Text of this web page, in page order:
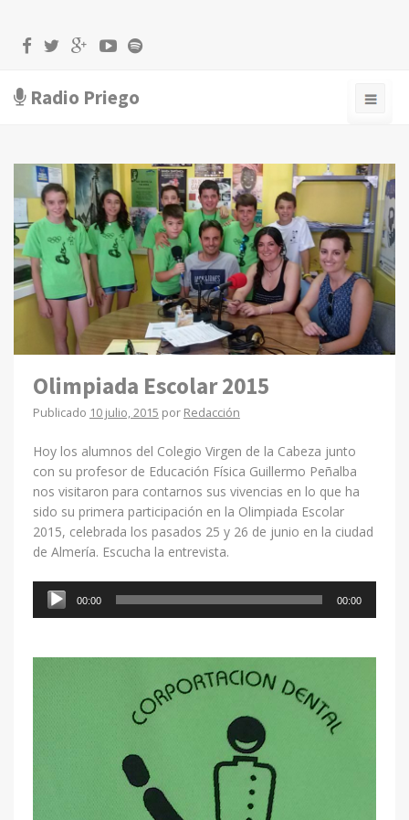
Radio Priego
Olimpiada Escolar 2015
Publicado 10 julio, 2015 por Redacción
Hoy los alumnos del Colegio Virgen de la Cabeza junto
con su profesor de Educación Física Guillermo Peñalba
nos visitaron para contarnos sus vivencias en lo que ha
sido su primera participación en la Olimpiada Escolar
2015, celebrada los pasados 25 y 26 de junio en la ciudad
de Almería. Escucha la entrevista.
Reproductor
00:00 00:00